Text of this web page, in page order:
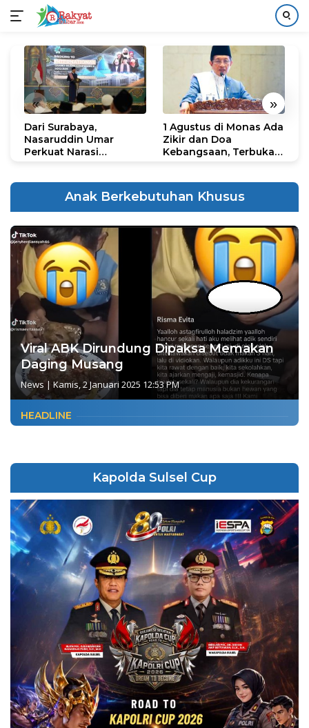
konten
« »
Dari Surabaya,
Nasaruddin Umar
Perkuat Narasi
1 Agustus di Monas Ada
Zikir dan Doa
Kebangsaan, Terbuka
Anak Berkebutuhan Khusus
Viral ABK Dirundung Dipaksa Memakan
Daging Musang
News| Kamis, 2 Januari 2025 12:53 PM
HEADLINE
Kapolda Sulsel Cup